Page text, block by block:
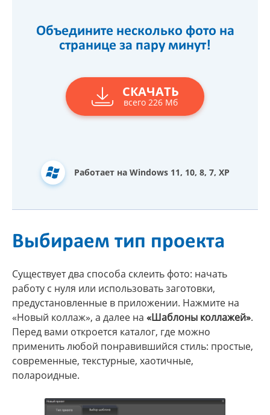
Объедините несколько фото на
странице за пару минут!
СКАЧАТЬ
всего 226 Мб
Работает на Windows 11, 10, 8, 7, XP
Выбираем тип проекта
Существует два способа склеить фото: начать
работу с нуля или использовать заготовки,
предустановленные в приложении. Нажмите на
«Новый коллаж», а далее на «Шаблоны коллажей».
Перед вами откроется каталог, где можно
применить любой понравившийся стиль: простые,
современные, текстурные, хаотичные,
полароидные.